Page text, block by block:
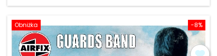
-8%
Obniżka